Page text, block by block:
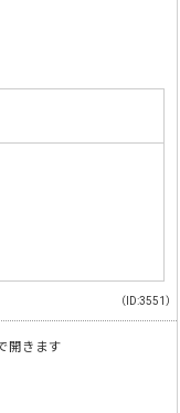
（ID:3551）
開きます